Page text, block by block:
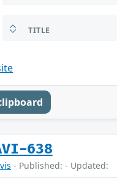
TITLE
638
- Published: - Updated: